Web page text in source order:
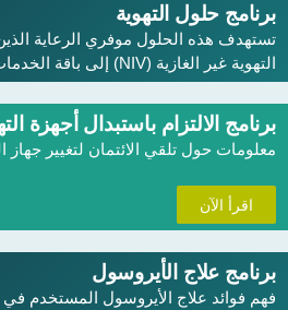
برنامج حلول التهوية
تستهدف هذه الحلول موفري الرعاية
التهوية غير الغازية (NIV) إلى باقة الخدمات التي يقدمونها الحالي.
برنامج الالتزام باستبدال أجهزة
معلومات حول تلقي الائتمان لتغيير جهاز
اقرأ الآن
برنامج علاج الأيروسول
فهم فوائد علاج الأيروسول المستخدم في